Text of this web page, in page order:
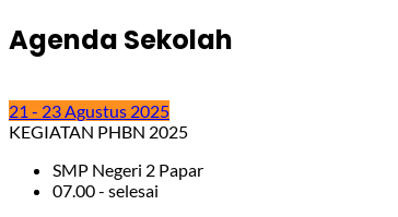
Agenda Sekolah
21 - 23 Agustus 2025
KEGIATAN PHBN 2025
SMP Negeri 2 Papar
07.00 - selesai